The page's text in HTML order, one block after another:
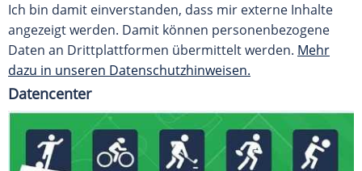
Ich bin damit einverstanden, dass mir externe Inhalte
angezeigt werden. Damit können personenbezogene
Daten an Drittplattformen übermittelt werden. Mehr
dazu in unseren Datenschutzhinweisen.
Datencenter